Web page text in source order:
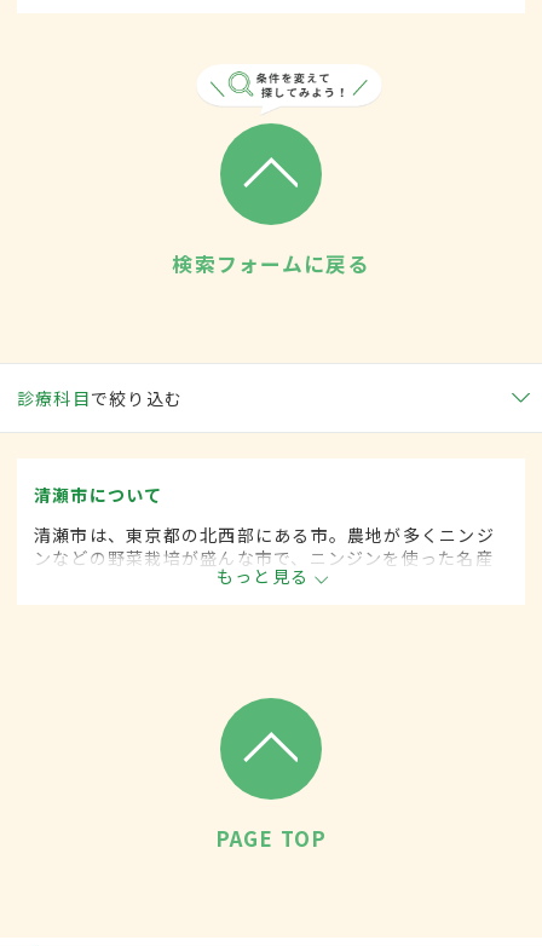
検索フォームに戻る
診療科目で絞り込む
清瀬市について
清瀬市は、東京都の北西部にある市。農地が多くニンジ
ンなどの野菜栽培が盛んな市で、ニンジンを使った名産
品もある。市立公園は季節に応じてホタル観賞やバーベ
キューを楽しめ、ファミリー層に人気。学校や大規模病
もっと見る
PAGE TOP